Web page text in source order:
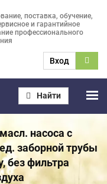
поставка, обучение,
и гарантийное
профессионального
Вход
Найти
насоса с
заборной трубы
без фильтра